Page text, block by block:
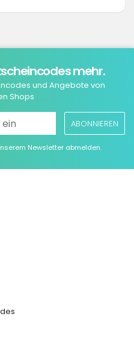
mehr.
und Angebote von
Shops
ABONNIEREN
Newsletter abmelden.